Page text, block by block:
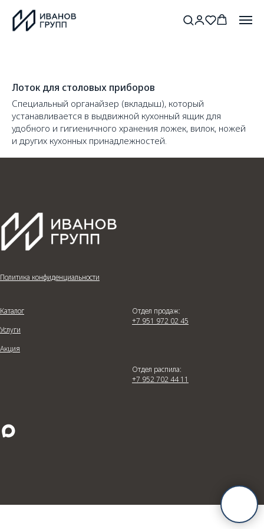
Лоток для столовых приборов
Специальный органайзер (вкладыш), который
устанавливается в выдвижной кухонный ящик для
удобного и гигиеничного хранения ложек, вилок, ножей
и других кухонных принадлежностей.
Политика конфиденциальности
Каталог
Услуги
Акция
Отдел продаж:
+7 951 972 02 45
Отдел распила:
+7 952 702 44 11